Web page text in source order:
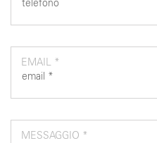
EMAIL *
MESSAGGIO *